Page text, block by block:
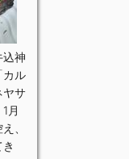
込神
カル
ヤサ
月
、